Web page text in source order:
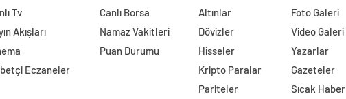
Tv
Akışları
Eczaneler
Canlı Borsa
Namaz Vakitleri
Puan Durumu
Altınlar
Dövizler
Hisseler
Kripto Paralar
Pariteler
Foto Galeri
Video Galeri
Yazarlar
Gazeteler
Sıcak Haber